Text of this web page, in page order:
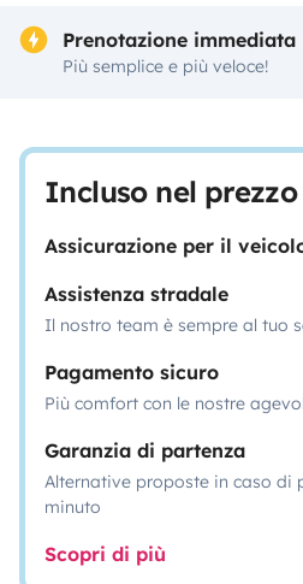
Prenotazione immediata
Più semplice e più veloce!
Incluso nel prezzo
Assicurazione per il
Assistenza stradale
Il nostro team è sempre al tuo
Pagamento sicuro
Più comfort con le nostre
Garanzia di partenza
Alternative proposte in caso di
minuto
Scopri di più